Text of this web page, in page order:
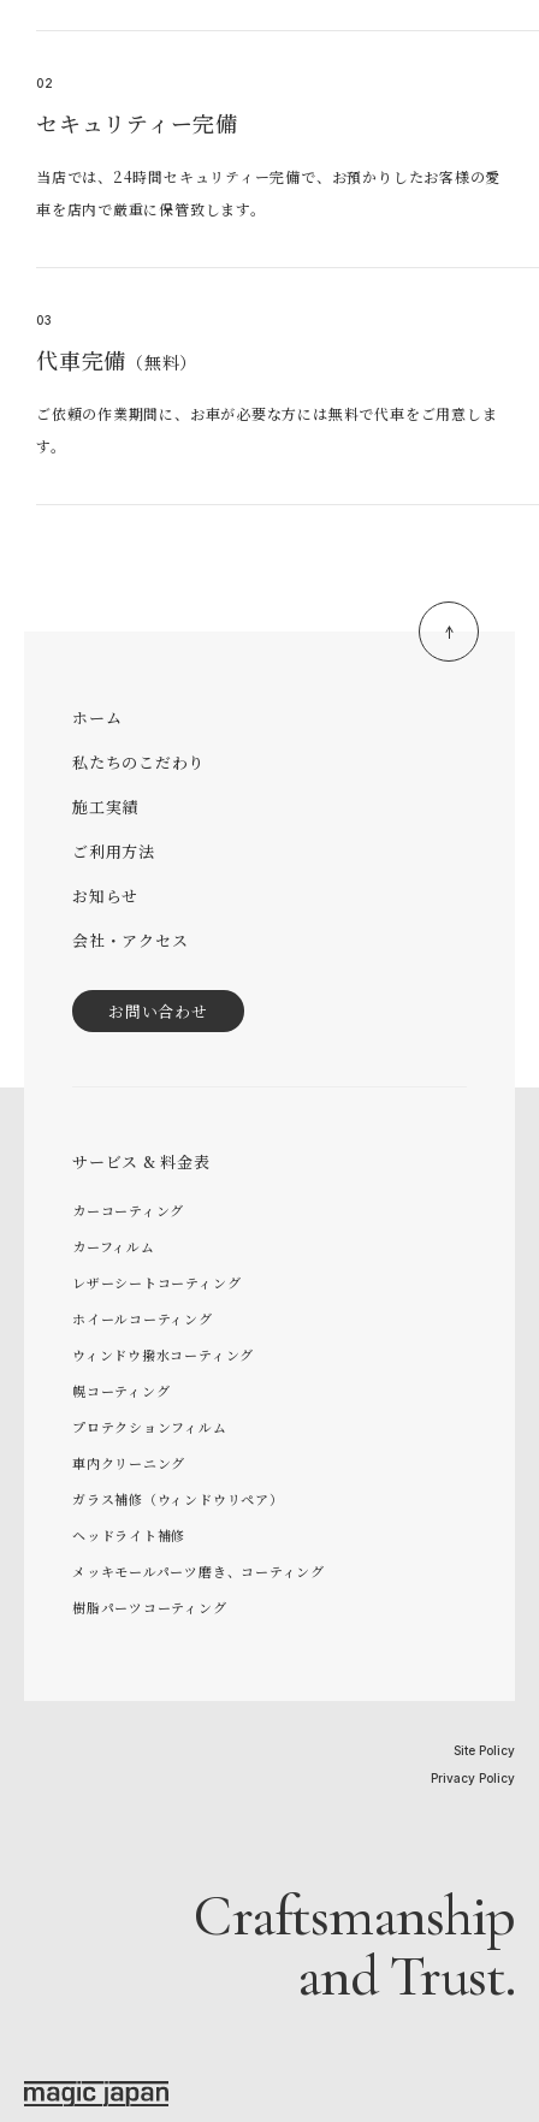
02
セキュリティー完備
当店では、24時間セキュリティー完備で、お預かりしたお客様の愛
車を店内で厳重に保管致します。
03
代車完備 （無料）
ご依頼の作業期間に、お車が必要な方には無料で代車をご用意しま
す。
ホーム
私たちのこだわり
施工実績
ご利用方法
お知らせ
会社・アクセス
お問い合わせ
サービス & 料金表
カーコーティング
カーフィルム
レザーシートコーティング
ホイールコーティング
ウィンドウ撥水コーティング
幌コーティング
プロテクションフィルム
車内クリーニング
ガラス補修（ウィンドウリペア）
ヘッドライト補修
メッキモールパーツ磨き、コーティング
樹脂パーツコーティング
Site Policy
Privacy Policy
Craftsmanship
and Trust.